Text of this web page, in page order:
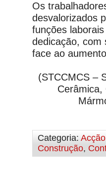
Os
desvalorizados
funções
dedicação, com
face ao
(STCCMCS –
Cerâmica,
Categoria:
Construção,